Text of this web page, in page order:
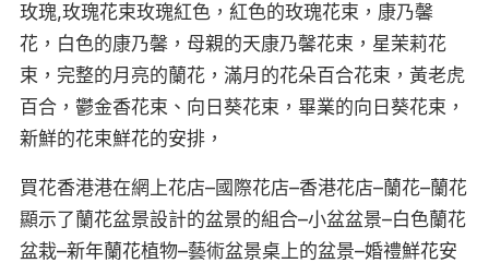
玫瑰,玫瑰花束玫瑰紅色，紅色的玫瑰花束，康乃馨
花，白色的康乃馨，母親的天康乃馨花束，星茉莉花
束，完整的月亮的蘭花，滿月的花朵百合花束，黃老虎
百合，鬱金香花束、向日葵花束，畢業的向日葵花束，
新鮮的花束鮮花的安排，
買花香港港在網上花店–國際花店–香港花店–蘭花–蘭花
顯示了蘭花盆景設計的盆景的組合–小盆盆景–白色蘭花
盆栽–新年蘭花植物–藝術盆景桌上的盆景–婚禮鮮花安